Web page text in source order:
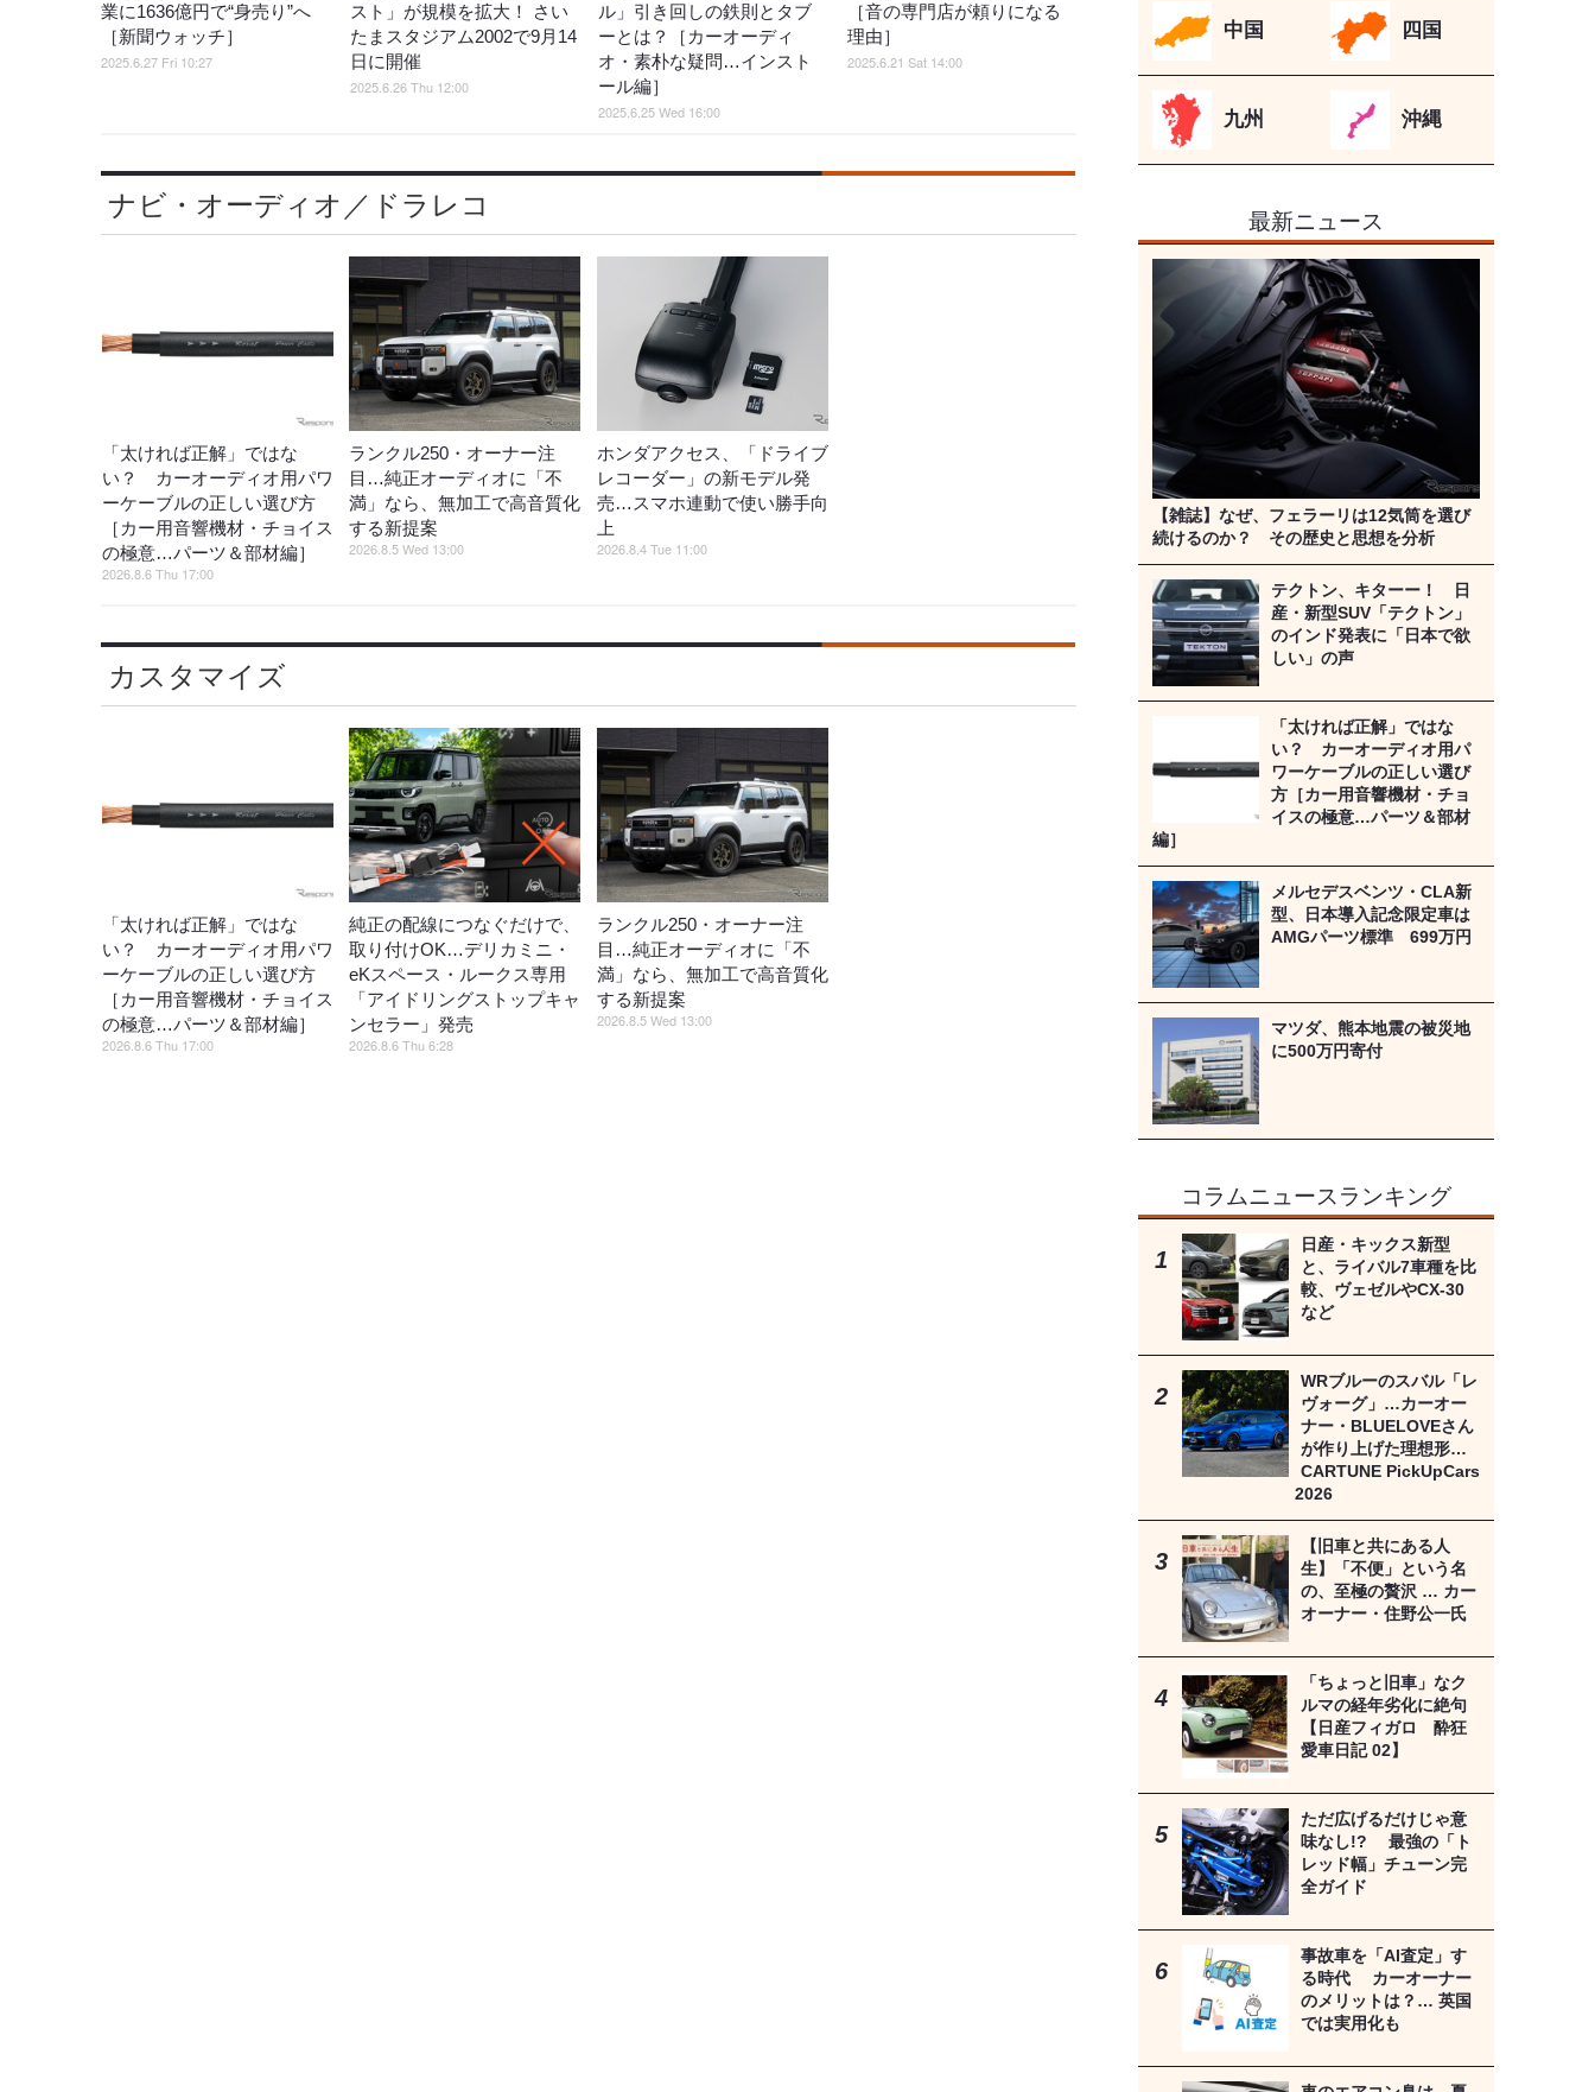
業に1636億円で“身売り”へ
［新聞ウォッチ］
2025.6.27 Fri 10:27
スト」が規模を拡大！ さい
たまスタジアム2002で9月14
日に開催
2025.6.26 Thu 12:00
ル」引き回しの鉄則とタブ
ーとは？［カーオーディ
オ・素朴な疑問…インスト
ール編］
2025.6.25 Wed 16:00
［音の専門店が頼りになる
理由］
2025.6.21 Sat 14:00
ナビ・オーディオ／ドラレコ
「太ければ正解」ではな
い？ カーオーディオ用パワ
ーケーブルの正しい選び方
［カー用音響機材・チョイス
の極意…パーツ＆部材編］
2026.8.6 Thu 17:00
ランクル250・オーナー注
目…純正オーディオに「不
満」なら、無加工で高音質化
する新提案
2026.8.5 Wed 13:00
ホンダアクセス、「ドライブ
レコーダー」の新モデル発
売…スマホ連動で使い勝手向
上
2026.8.4 Tue 11:00
カスタマイズ
「太ければ正解」ではな
い？ カーオーディオ用パワ
ーケーブルの正しい選び方
［カー用音響機材・チョイス
の極意…パーツ＆部材編］
2026.8.6 Thu 17:00
純正の配線につなぐだけで、
取り付けOK…デリカミニ・
eKスペース・ルークス専用
「アイドリングストップキャ
ンセラー」発売
2026.8.6 Thu 6:28
ランクル250・オーナー注
目…純正オーディオに「不
満」なら、無加工で高音質化
する新提案
2026.8.5 Wed 13:00
中国 四国
九州 沖縄
最新ニュース
【雑誌】なぜ、フェラーリは12気筒を選び
続けるのか？ その歴史と思想を分析
テクトン、キターー！ 日
産・新型SUV「テクトン」
のインド発表に「日本で欲
しい」の声
「太ければ正解」ではな
い？ カーオーディオ用パ
ワーケーブルの正しい選び
方［カー用音響機材・チョ
イスの極意…パーツ＆部材
編］
メルセデスベンツ・CLA新
型、日本導入記念限定車は
AMGパーツ標準 699万円
マツダ、熊本地震の被災地
に500万円寄付
コラムニュースランキング
日産・キックス新型
と、ライバル7車種を比
較、ヴェゼルやCX-30
など
WRブルーのスバル「レ
ヴォーグ」…カーオー
ナー・BLUELOVEさん
が作り上げた理想形…
CARTUNE PickUpCars
2026
【旧車と共にある人
生】「不便」という名
の、至極の贅沢 … カー
オーナー・住野公一氏
「ちょっと旧車」なク
ルマの経年劣化に絶句
【日産フィガロ 酔狂
愛車日記 02】
ただ広げるだけじゃ意
味なし!? 最強の「ト
レッド幅」チューン完
全ガイド
事故車を「AI査定」す
る時代 カーオーナー
のメリットは？… 英国
では実用化も